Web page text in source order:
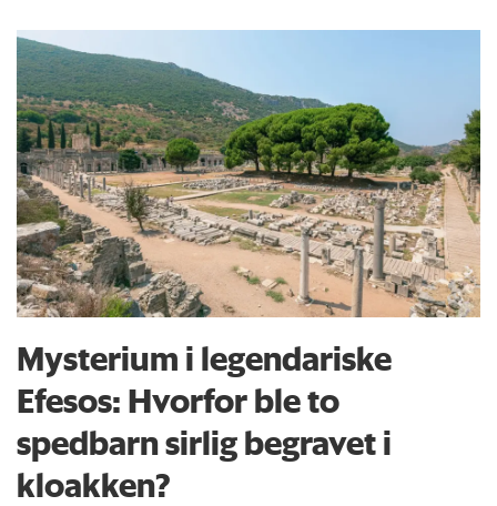
Mysterium i legendariske
Efesos: Hvorfor ble to
spedbarn sirlig begravet i
kloakken?